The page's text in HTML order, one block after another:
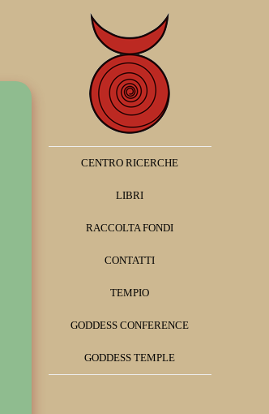
CENTRO RICERCHE
LIBRI
RACCOLTA FONDI
CONTATTI
TEMPIO
GODDESS CONFERENCE
GODDESS TEMPLE